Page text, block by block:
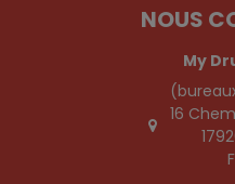
NOUS
My
16